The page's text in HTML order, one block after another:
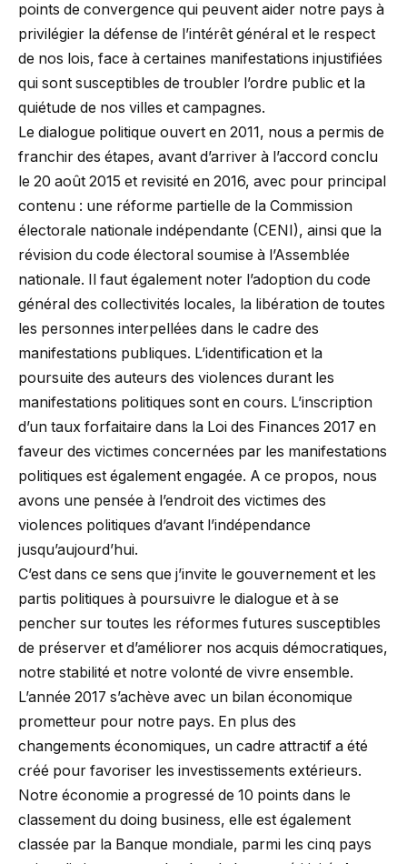
points de convergence qui peuvent aider notre pays à
privilégier la défense de l’intérêt général et le respect
de nos lois, face à certaines manifestations injustifiées
qui sont susceptibles de troubler l’ordre public et la
quiétude de nos villes et campagnes.
Le dialogue politique ouvert en 2011, nous a permis de
franchir des étapes, avant d’arriver à l’accord conclu
le 20 août 2015 et revisité en 2016, avec pour principal
contenu : une réforme partielle de la Commission
électorale nationale indépendante (CENI), ainsi que la
révision du code électoral soumise à l’Assemblée
nationale. Il faut également noter l’adoption du code
général des collectivités locales, la libération de toutes
les personnes interpellées dans le cadre des
manifestations publiques. L’identification et la
poursuite des auteurs des violences durant les
manifestations politiques sont en cours. L’inscription
d’un taux forfaitaire dans la Loi des Finances 2017 en
faveur des victimes concernées par les manifestations
politiques est également engagée. A ce propos, nous
avons une pensée à l’endroit des victimes des
violences politiques d’avant l’indépendance
jusqu’aujourd’hui.
C’est dans ce sens que j’invite le gouvernement et les
partis politiques à poursuivre le dialogue et à se
pencher sur toutes les réformes futures susceptibles
de préserver et d’améliorer nos acquis démocratiques,
notre stabilité et notre volonté de vivre ensemble.
L’année 2017 s’achève avec un bilan économique
prometteur pour notre pays. En plus des
changements économiques, un cadre attractif a été
créé pour favoriser les investissements extérieurs.
Notre économie a progressé de 10 points dans le
classement du doing business, elle est également
classée par la Banque mondiale, parmi les cinq pays